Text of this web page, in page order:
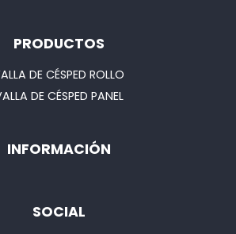
PRODUCTOS
DE CÉSPED ROLLO
DE CÉSPED PANEL
INFORMACIÓN
SOCIAL